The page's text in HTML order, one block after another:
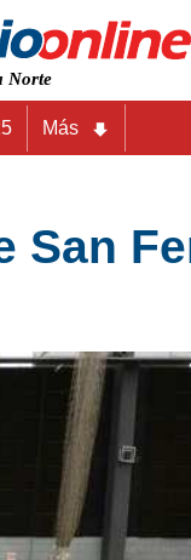
Norte
Más
San